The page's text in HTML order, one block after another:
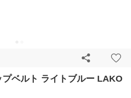
ベルト ライトブルー LAKO